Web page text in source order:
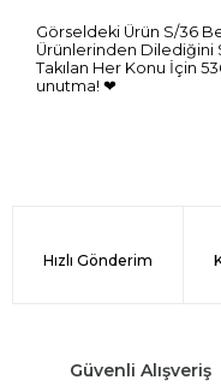
Görseldeki Ürün S/36
Ürünlerinden Dilediğini
Takılan Her Konu İçin
unutma! ❤
Hızlı Gönderim
Güvenli Alışveriş